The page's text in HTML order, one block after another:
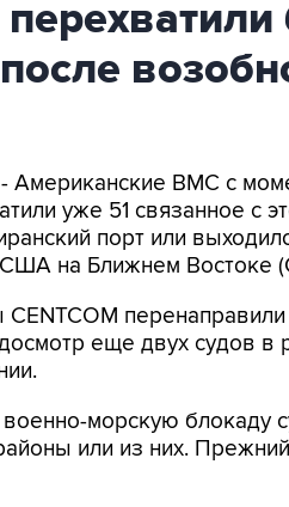
- Американские ВМС с
уже 51 связанное с
порт или
на Ближнем Востоке
еще двух судов в
морскую блокаду
или из них.